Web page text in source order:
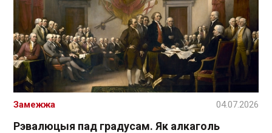
Рэвалюцыя пад градусам. Як алкаголь
Замежжа 04.07.2026